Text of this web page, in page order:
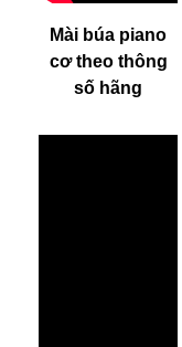
Mài búa piano
cơ theo thông
số hãng